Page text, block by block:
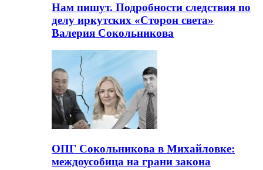
Нам пишут. Подробности следствия по
делу иркутских «Сторон света»
Валерия Сокольникова
ОПГ Сокольникова в Михайловке:
междоусобица на грани закона